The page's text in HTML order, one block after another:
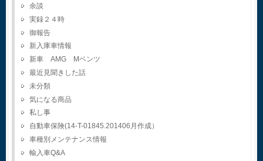
余談
実録２４時
御報告
新入庫車情報
新車 AMG Mベンツ
最近見聞きした話
未分類
気になる商品
私し事
自動車保険(14-T-01845.201406月作成）
車種別メンテナンス情報
輸入車Q&A